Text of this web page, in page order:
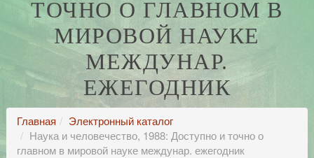
ТОЧНО О ГЛАВНОМ В
МИРОВОЙ НАУКЕ
МЕЖДУНАР.
ЕЖЕГОДНИК
Главная
Электронный каталог
Наука и человечество, 1988: Доступно и точно о
главном в мировой науке междунар. ежегодник